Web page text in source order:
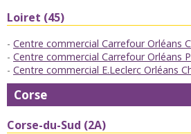
Loiret (45)
Centre commercial Carrefour Orléans
Centre commercial Carrefour Orléans
Centre commercial E.Leclerc Orléans
Corse
Corse-du-Sud (2A)